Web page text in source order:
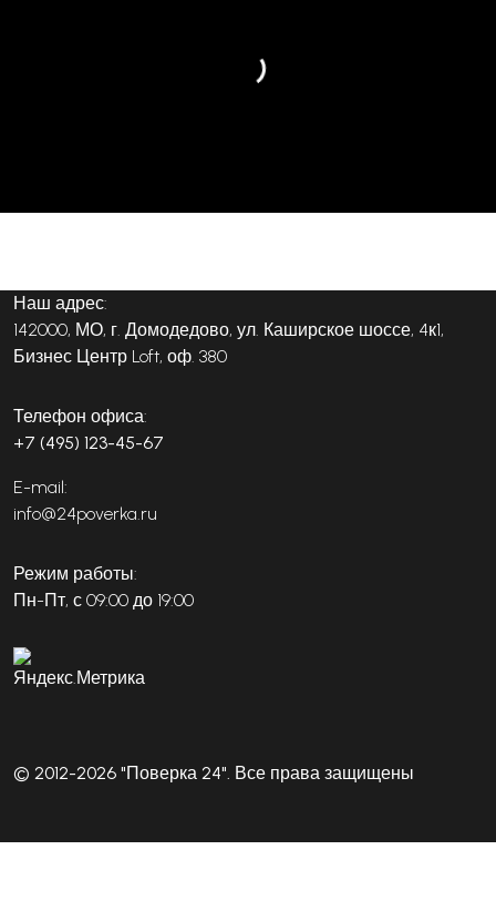
Наш адрес:
142000, МО, г. Домодедово, ул. Каширское шоссе, 4к1,
Бизнес Центр Loft, оф. 380
Телефон офиса:
+7 (495) 123-45-67
E-mail:
info@24poverka.ru
Режим работы:
Пн-Пт, с 09:00 до 19:00
© 2012-2026 "Поверка 24". Все права защищены